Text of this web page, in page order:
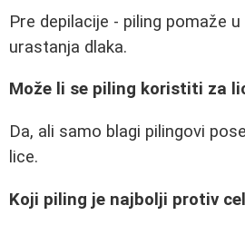
Pre depilacije - piling pomaže
urastanja dlaka.
Može li se piling koristiti za
Da, ali samo blagi pilingovi
lice.
Koji piling je najbolji protiv